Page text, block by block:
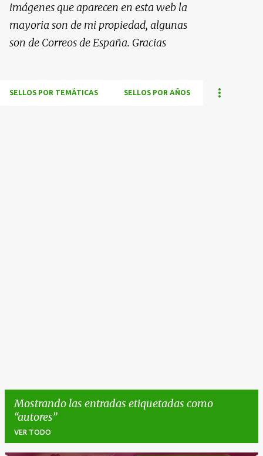
imágenes que aparecen en esta web la
mayoria son de mi propiedad, algunas
son de Correos de España. Gracias
SELLOS POR TEMÁTICAS SELLOS POR AÑOS
Mostrando las entradas etiquetadas como
autores
VER TODO